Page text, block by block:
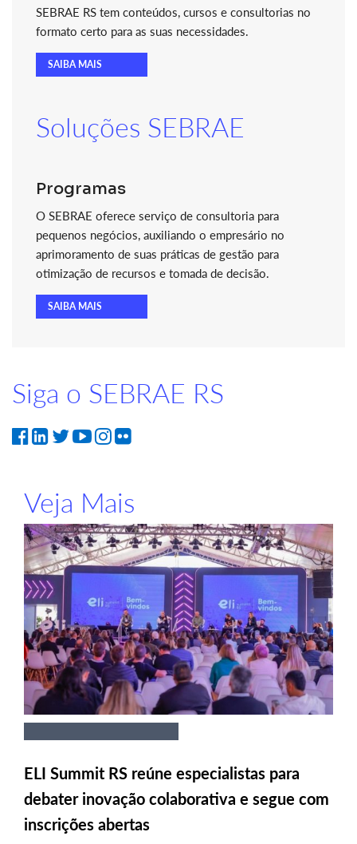
SEBRAE RS tem conteúdos, cursos e consultorias no
formato certo para as suas necessidades.
SAIBA MAIS
Soluções SEBRAE
Programas
O SEBRAE oferece serviço de consultoria para
pequenos negócios, auxiliando o empresário no
aprimoramento de suas práticas de gestão para
otimização de recursos e tomada de decisão.
SAIBA MAIS
Siga o SEBRAE RS
Veja Mais
ELI Summit RS reúne especialistas para
debater inovação colaborativa e segue com
inscrições abertas